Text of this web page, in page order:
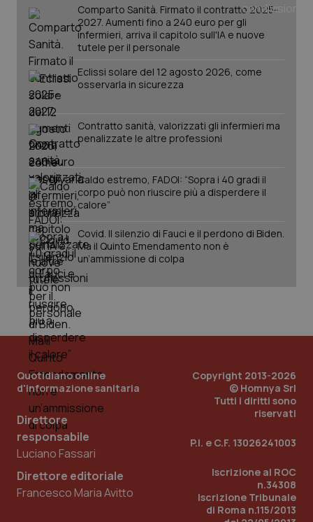
Comparto Sanità. Firmato il contratto 2025-
2027. Aumenti fino a 240 euro per gli
infermieri, arriva il capitolo sull'IA e nuove
tutele per il personale
Eclissi solare del 12 agosto 2026, come
osservarla in sicurezza
Contratto sanità, valorizzati gli infermieri ma
penalizzate le altre professioni
Caldo estremo, FADOI: “Sopra i 40 gradi il
corpo può non riuscire più a disperdere il
calore”
Covid. Il silenzio di Fauci e il perdono di Biden.
Ma il Quinto Emendamento non è
un’ammissione di colpa
Quotidiano online
d'informazione sanitaria
Direttore
responsabile
Luciano Fassari
Direttore editoriale
Francesco Maria Avitto
Copyright 2013-2026
© Homnya Srl
Tutti i diritti sono
riservati
P.I. e C.F. 13026241003
Iscrizione al ROC
n.34308
Iscrizione Tribunale
di Roma n.115/2013
PHPSESSID